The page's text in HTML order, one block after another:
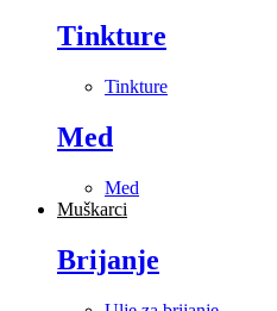
Tinkture
Tinkture
Med
Med
Muškarci
Brijanje